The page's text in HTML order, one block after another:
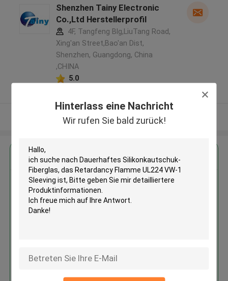
Hinterlass eine Nachricht
Wir rufen Sie bald zurück!
Shenzhen Tainy Electronic
Co.,Ltd Herstellerprofil
4F, Tangfeng Blg,LiuTang Road,
Xing'an Street,Bao'an Dist,
Shenzhen, Guangdong, China
,CHINA
5.0
Sehen Sie mehr an
Erhalten Sie den besten Preis für
Dauerhaftes Silikonkautschuk-
Fiberglas, das Retardancy
Fortsetzen